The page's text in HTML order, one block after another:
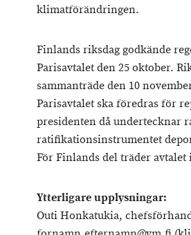
klimatförändringen.
Finlands riksdag godkände
Parisavtalet den 25 oktober.
sammanträde den 10
Parisavtalet ska föredras för
presidenten då undertecknar
ratifikationsinstrumentet
För Finlands del träder
Ytterligare upplysningar:
Outi Honkatukia,